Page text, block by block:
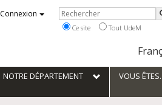
Choix
la
Connexion Rechercher
Ce site Tout UdeM
NOTRE DÉPARTEMENT VOUS